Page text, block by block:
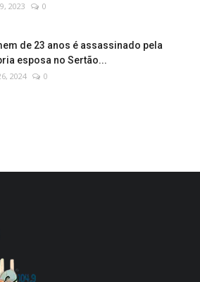
2023 0
de 23 anos é assassinado pela
esposa no Sertão...
2024 0